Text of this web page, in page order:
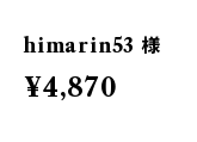
himarin53 様
¥4,870